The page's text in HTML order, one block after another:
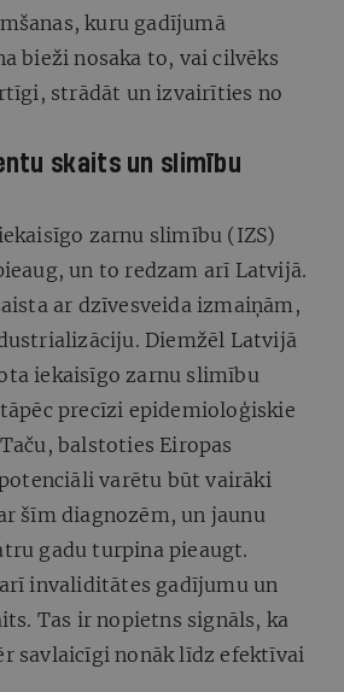
kuru gadījumā
bieži nosaka to, vai cilvēks
strādāt un izvairīties no
skaits un slimību
zarnu slimību (IZS)
un to redzam arī Latvijā.
ar dzīvesveida izmaiņām,
Diemžēl Latvijā
iekaisīgo zarnu slimību
precīzi epidemioloģiskie
balstoties Eiropas
varētu būt vairāki
šīm diagnozēm, un jaunu
gadu turpina pieaugt.
invaliditātes gadījumu un
Tas ir nopietns signāls, ka
savlaicīgi nonāk līdz efektīvai